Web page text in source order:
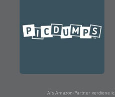
Als Amazon-Partner verdiene